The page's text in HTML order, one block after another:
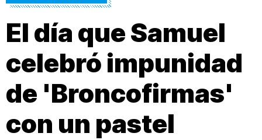
El día que Samuel
celebró impunidad
de 'Broncofirmas'
con un pastel